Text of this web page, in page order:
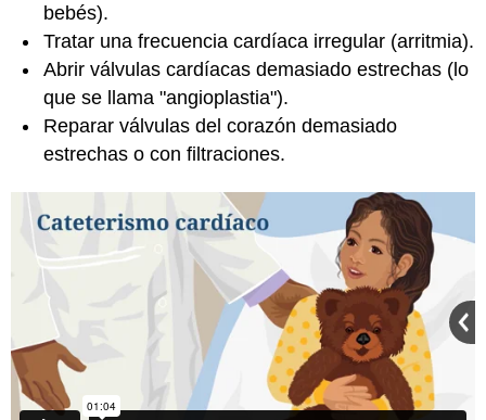
bebés).
Tratar una frecuencia cardíaca irregular (arritmia).
Abrir válvulas cardíacas demasiado estrechas (lo
que se llama "angioplastia").
Reparar válvulas del corazón demasiado
estrechas o con filtraciones.